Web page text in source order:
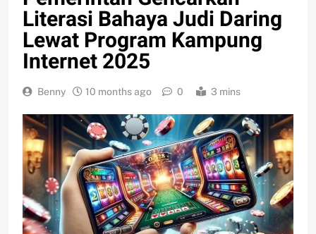
Literasi Bahaya Judi Daring
Lewat Program Kampung
Internet 2025
Benny 10 months ago 0 3 mins